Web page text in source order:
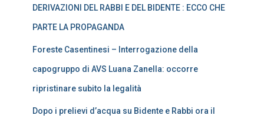
DERIVAZIONI DEL RABBI E DEL BIDENTE : ECCO CHE
PARTE LA PROPAGANDA
Foreste Casentinesi – Interrogazione della
capogruppo di AVS Luana Zanella: occorre
ripristinare subito la legalità
Dopo i prelievi d’acqua su Bidente e Rabbi ora il